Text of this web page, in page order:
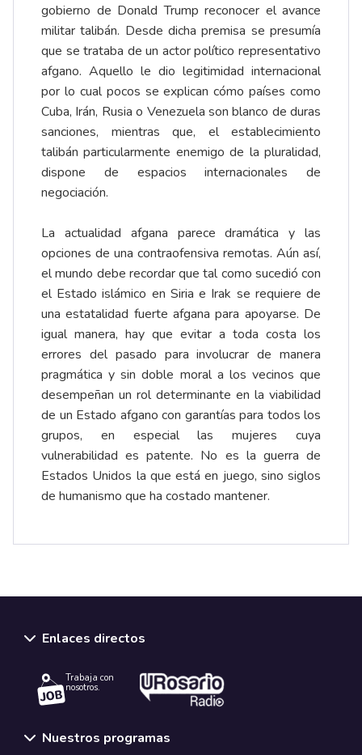
gobierno de Donald Trump reconocer el avance
militar talibán. Desde dicha premisa se presumía
que se trataba de un actor político representativo
afgano. Aquello le dio legitimidad internacional
por lo cual pocos se explican cómo países como
Cuba, Irán, Rusia o Venezuela son blanco de duras
sanciones, mientras que, el establecimiento
talibán particularmente enemigo de la pluralidad,
dispone de espacios internacionales de
negociación.
La actualidad afgana parece dramática y las
opciones de una contraofensiva remotas. Aún así,
el mundo debe recordar que tal como sucedió con
el Estado islámico en Siria e Irak se requiere de
una estatalidad fuerte afgana para apoyarse. De
igual manera, hay que evitar a toda costa los
errores del pasado para involucrar de manera
pragmática y sin doble moral a los vecinos que
desempeñan un rol determinante en la viabilidad
de un Estado afgano con garantías para todos los
grupos, en especial las mujeres cuya
vulnerabilidad es patente. No es la guerra de
Estados Unidos la que está en juego, sino siglos
de humanismo que ha costado mantener.
Enlaces directos
Trabaja con
nosotros.
Nuestros programas